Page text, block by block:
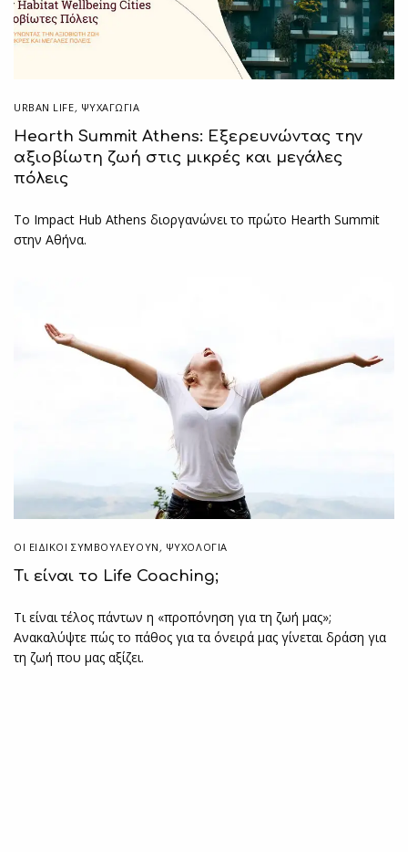
URBAN LIFE, ΨΥΧΑΓΩΓΙΑ
Hearth Summit Athens: Εξερευνώντας την
αξιοβίωτη ζωή στις μικρές και μεγάλες
πόλεις
To Impact Hub Athens διοργανώνει το πρώτο Hearth Summit
στην Αθήνα.
ΟΙ ΕΙΔΙΚΟΊ ΣΥΜΒΟΥΛΕΎΟΥΝ , ΨΥΧΟΛΟΓΙΑ
Τι είναι το Life Coaching;
Τι είναι τέλος πάντων η «προπόνηση για τη ζωή μας»;
Ανακαλύψτε πώς το πάθος για τα όνειρά μας γίνεται δράση για
τη ζωή που μας αξίζει.